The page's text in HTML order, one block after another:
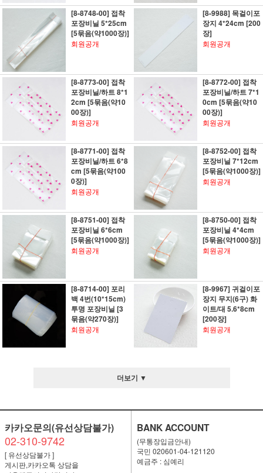
[8-8748-00] 접착
포장비닐 5*25cm
[5묶음(약1000장)]
회원공개
[8-9988] 목걸이포
장지 4*24cm [200
장]
회원공개
[8-8773-00] 접착
포장비닐/하트 8*1
2cm [5묶음(약10
00장)]
회원공개
[8-8772-00] 접착
포장비닐/하트 7*1
0cm [5묶음(약10
00장)]
회원공개
[8-8771-00] 접착
포장비닐/하트 6*8
cm [5묶음(약100
0장)]
회원공개
[8-8752-00] 접착
포장비닐 7*12cm
[5묶음(약1000장)]
회원공개
[8-8751-00] 접착
포장비닐 6*6cm
[5묶음(약1000장)]
회원공개
[8-8750-00] 접착
포장비닐 4*4cm
[5묶음(약1000장)]
회원공개
[8-8714-00] 포리
백 4번(10*15cm)
투명 포장비닐 [3
묶음(약270장)]
회원공개
[8-9967] 귀걸이포
장지 무지(6구) 화
이트/대 5.6*8cm
[200장]
회원공개
더보기 ▼
카카오문의(유선상담불가)
02-310-9742
[ 유선상담불가 ]
게시판,카카오톡 상담을
BANK ACCOUNT
(무통장입금안내)
국민 020601-04-121120
예금주 : 심예리